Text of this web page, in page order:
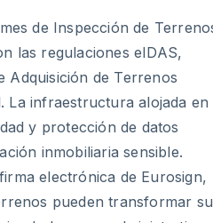
de Inspección de
las regulaciones eIDAS,
Adquisición de Terrenos
La infraestructura alojada en
y protección de datos
inmobiliaria sensible.
electrónica de Eurosign,
pueden transformar